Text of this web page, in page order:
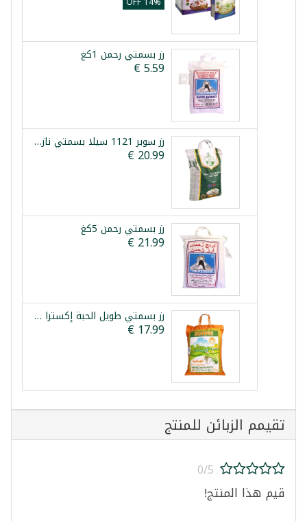
رز بسمتي رحمن 1كغ
رز سوبر 1121 سيلا بسمتي ناز 5كغ
رز بسمتي رحمن 5كغ
رز بسمتي طويل الحبة إكسترا سونن 5كغ
تقيمم الزبائن للمنتج
0/5
قيم هذا المنتج!